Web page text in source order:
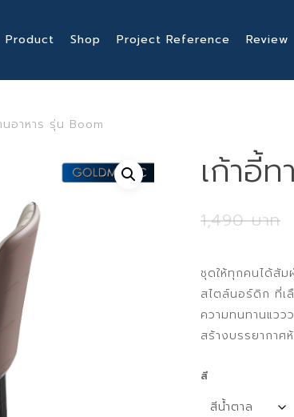
Product Shop Project Reference Review
นอาหาร รุ่น Boom
เก้าอี้
1,490
ชุดให้ทุกคนได้สัม
สไตล์นอร์ดิก ที่เ
ความทนทานแวว
สร้างบรรยากาศ
สี